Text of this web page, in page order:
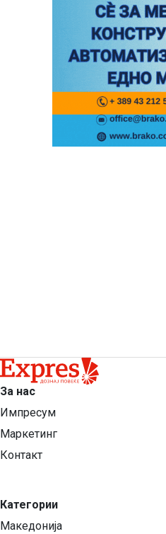
За нас
Импресум
Маркетинг
Контакт
Категории
Македонија